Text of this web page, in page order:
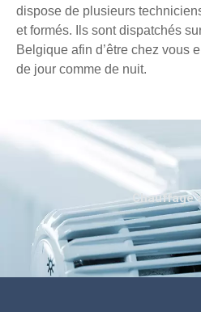
dispose de plusieurs
et formés. Ils sont dispatchés
Belgique afin d’être chez vous
de jour comme de nuit.
Chauffage